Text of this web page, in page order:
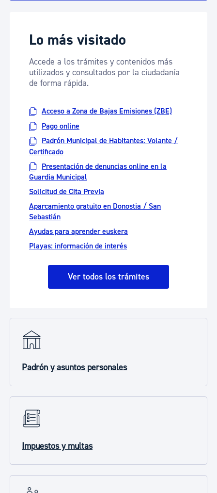
Lo más visitado
Accede a los trámites y contenidos más
utilizados y consultados por la ciudadanía
de forma rápida.
Acceso a Zona de Bajas Emisiones (ZBE)
Pago online
Padrón Municipal de Habitantes: Volante /
Certificado
Presentación de denuncias online en la
Guardia Municipal
Solicitud de Cita Previa
Aparcamiento gratuito en Donostia / San
Sebastián
Ayudas para aprender euskera
Playas: información de interés
Ver todos los trámites
Padrón y asuntos personales
Impuestos y multas